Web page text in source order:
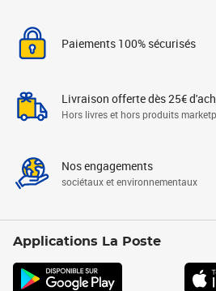
Paiements 100% sécurisés
Livraison offerte dès 25€
Hors livres et hors produits
Nos engagements
sociétaux et environnementaux
Applications La Poste